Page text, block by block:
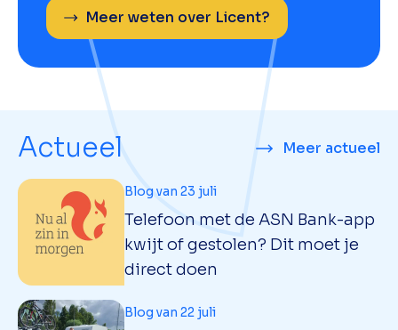
Meer weten over Licent?
Actueel Meer actueel
Telefoon met de ASN Bank-app
kwijt of gestolen? Dit moet je
direct doen
Blog van 23 juli
Blog van 22 juli